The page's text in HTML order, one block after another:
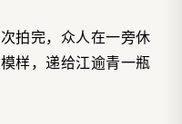
拍完，众人在一旁休
样，递给江逾青一瓶